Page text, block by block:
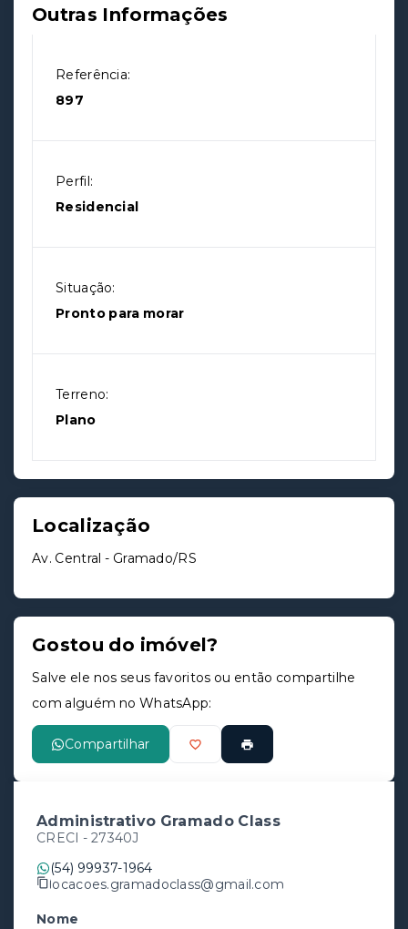
Outras Informações
Referência:
897
Perfil:
Residencial
Situação:
Pronto para morar
Terreno:
Plano
Localização
Av. Central - Gramado/RS
Gostou do imóvel?
Salve ele nos seus favoritos ou então compartilhe
com alguém no WhatsApp:
Compartilhar
Administrativo Gramado Class
CRECI - 27340J
(54) 99937-1964
locacoes.gramadoclass@gmail.com
Nome